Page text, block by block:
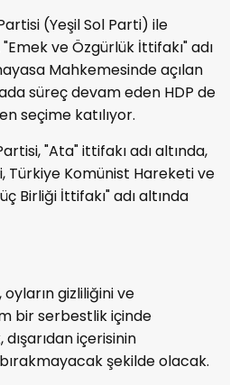
(Yeşil Sol Parti) ile
ve Özgürlük İttifakı" adı
Mahkemesinde açılan
süreç devam eden HDP de
seçime katılıyor.
"Ata" ittifakı adı altında,
Türkiye Komünist Hareketi ve
Birliği İttifakı" adı altında
gizliliğini ve
bir serbestlik içinde
içerisinin
şekilde olacak.